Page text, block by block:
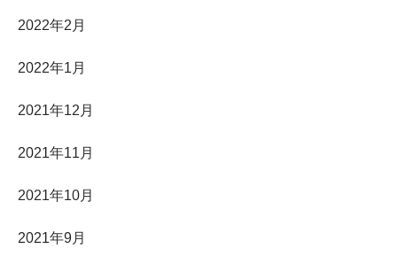
2022年2月
2022年1月
2021年12月
2021年11月
2021年10月
2021年9月